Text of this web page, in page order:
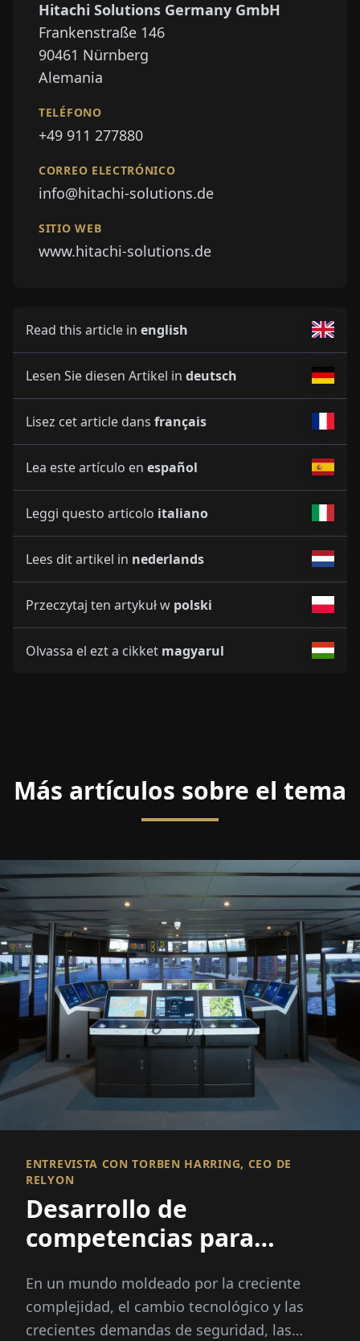
Hitachi Solutions Germany GmbH
Frankenstraße 146
90461 Nürnberg
Alemania
TELÉFONO
+49 911 277880
CORREO ELECTRÓNICO
info@hitachi-solutions.de
SITIO WEB
www.hitachi-solutions.de
Read this article in english
Lesen Sie diesen Artikel in deutsch
Lisez cet article dans français
Lea este artículo en español
Leggi questo articolo italiano
Lees dit artikel in nederlands
Przeczytaj ten artykuł w polski
Olvassa el ezt a cikket magyarul
Más artículos sobre el tema
ENTREVISTA CON TORBEN HARRING, CEO DE
RELYON
Desarrollo de
competencias para
En un mundo moldeado por la creciente
complejidad, el cambio tecnológico y las
crecientes demandas de seguridad, las